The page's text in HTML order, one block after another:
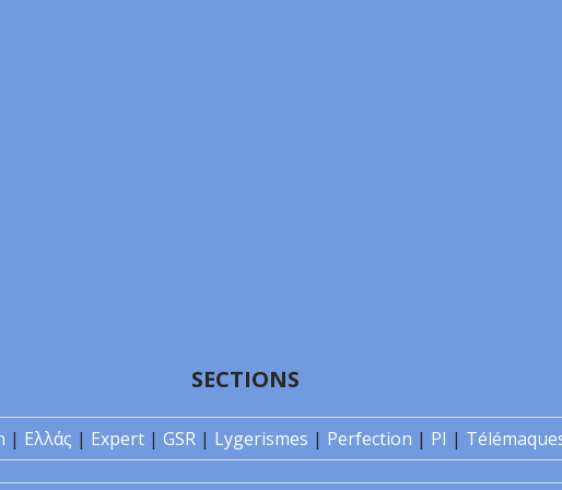
SECTIONS
| Ελλάς | Expert | GSR | Lygerismes | Perfection | PI |